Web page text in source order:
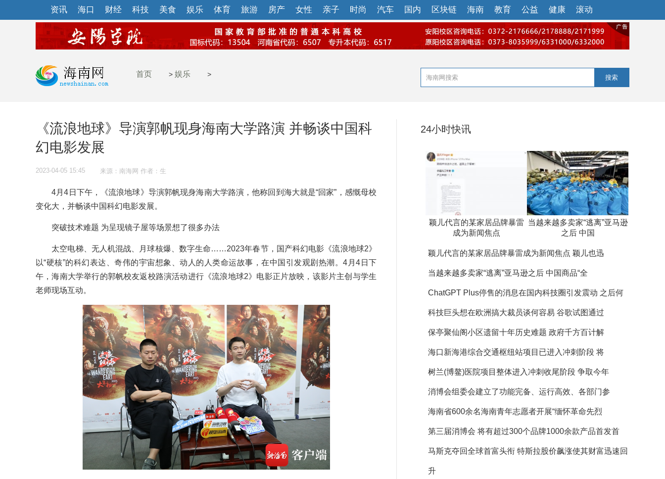
资讯 海口 财经 科技 美食 娱乐 体育 旅游 房产 女性 亲子 时尚 汽车 国内 区块链 海南 教育 公益 健康 滚动
首页 > 娱乐 > 搜索
《流浪地球》导演郭帆现身海南大学路演 并畅谈中国科
幻电影发展
2023-04-05 15:45 来源：南海网 作者：生
4月4日下午，《流浪地球》导演郭帆现身海南大学路演，他称回到海大就是“回家”，感慨母校
变化大，并畅谈中国科幻电影发展。
突破技术难题 为呈现镜子屋等场景想了很多办法
太空电梯、无人机混战、月球核爆、数字生命……2023年春节，国产科幻电影《流浪地球2》
以“硬核”的科幻表达、奇伟的宇宙想象、动人的人类命运故事，在中国引发观剧热潮。4月4日下
午，海南大学举行的郭帆校友返校路演活动进行《流浪地球2》电影正片放映，该影片主创与学生
老师现场互动。
24小时快讯
颖儿代言的某家居品牌暴雷
成为新闻焦点
当越来越多卖家“逃离”亚马逊
之后 中国
颖儿代言的某家居品牌暴雷成为新闻焦点 颖儿也迅
当越来越多卖家“逃离”亚马逊之后 中国商品“全
ChatGPT Plus停售的消息在国内科技圈引发震动 之后何
科技巨头想在欧洲搞大裁员谈何容易 谷歌试图通过
保亭聚仙阁小区遗留十年历史难题 政府千方百计解
海口新海港综合交通枢纽站项目已进入冲刺阶段 将
树兰(博鳌)医院项目整体进入冲刺收尾阶段 争取今年
消博会组委会建立了功能完备、运行高效、各部门参
海南省600余名海南青年志愿者开展“缅怀革命先烈
第三届消博会 将有超过300个品牌1000余款产品首发首
马斯克夺回全球首富头衔 特斯拉股价飙涨使其财富迅速回
升